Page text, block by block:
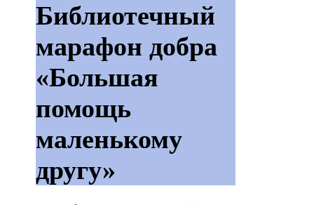
Библиотечный
марафон добра
«Большая
помощь
маленькому
другу»